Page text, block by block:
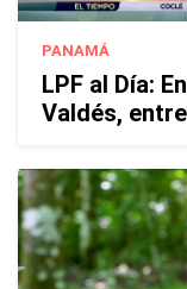
PANAMÁ
LPF al Día:
Valdés,